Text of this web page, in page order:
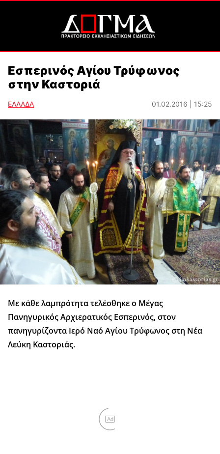
Εσπερινός Αγίου Τρύφωνος
στην Καστοριά
ΕΛΛΑΔΑ 01.02.2016 | 15:25
Με κάθε λαμπρότητα τελέσθηκε ο Μέγας
Πανηγυρικός Αρχιερατικός Εσπερινός, στον
πανηγυρίζοντα Ιερό Ναό Αγίου Τρύφωνος στη Νέα
Λεύκη Καστοριάς.
Ad